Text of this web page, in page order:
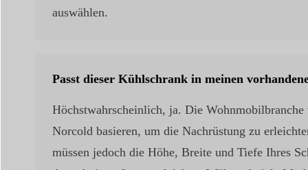
auswählen.
Passt dieser Kühlschrank in meinen
Höchstwahrscheinlich, ja. Die
Norcold basieren, um die Nachrüstung zu
müssen jedoch die Höhe, Breite und Tiefe Ihres